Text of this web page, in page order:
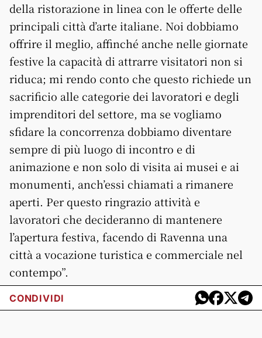
della ristorazione in linea con le offerte delle
principali città d’arte italiane. Noi dobbiamo
offrire il meglio, affinché anche nelle giornate
festive la capacità di attrarre visitatori non si
riduca; mi rendo conto che questo richiede un
sacrificio alle categorie dei lavoratori e degli
imprenditori del settore, ma se vogliamo
sfidare la concorrenza dobbiamo diventare
sempre di più luogo di incontro e di
animazione e non solo di visita ai musei e ai
monumenti, anch’essi chiamati a rimanere
aperti. Per questo ringrazio attività e
lavoratori che decideranno di mantenere
l’apertura festiva, facendo di Ravenna una
città a vocazione turistica e commerciale nel
contempo”.
CONDIVIDI